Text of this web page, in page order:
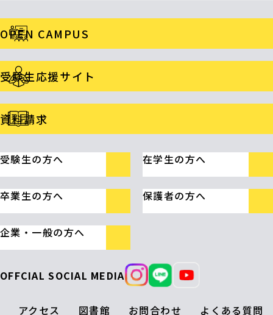
OPEN CAMPUS
受験生応援サイト
資料請求
受験生の方へ 在学生の方へ
卒業生の方へ 保護者の方へ
企業・一般の方へ
OFFCIAL SOCIAL MEDIA
アクセス 図書館 お問合わせ よくある質問